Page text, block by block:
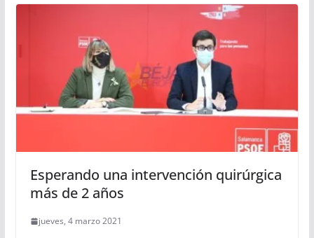
Esperando una intervención quirúrgica
más de 2 años
jueves, 4 marzo 2021